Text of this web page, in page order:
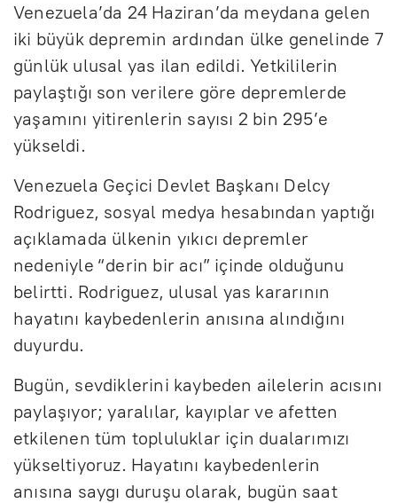
Venezuela’da 24 Haziran’da meydana gelen
iki büyük depremin ardından ülke genelinde 7
günlük ulusal yas ilan edildi. Yetkililerin
paylaştığı son verilere göre depremlerde
yaşamını yitirenlerin sayısı 2 bin 295’e
yükseldi.
Venezuela Geçici Devlet Başkanı Delcy
Rodriguez, sosyal medya hesabından yaptığı
açıklamada ülkenin yıkıcı depremler
nedeniyle “derin bir acı” içinde olduğunu
belirtti. Rodriguez, ulusal yas kararının
hayatını kaybedenlerin anısına alındığını
duyurdu.
Bugün, sevdiklerini kaybeden ailelerin acısını
paylaşıyor; yaralılar, kayıplar ve afetten
etkilenen tüm topluluklar için dualarımızı
yükseltiyoruz. Hayatını kaybedenlerin
anısına saygı duruşu olarak, bugün saat